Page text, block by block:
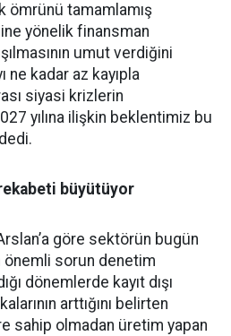
ömrü­nü tamamlamış
yönelik finansman
umut verdiğini
ne kadar az kayıpla
siya­si krizlerin
yılına ilişkin beklentimiz bu
büyütüyor
göre sektörün bugün
önemli sorun denetim
dönemlerde kayıt dışı
arttığını belirten
sahip olmadan üretim yapan